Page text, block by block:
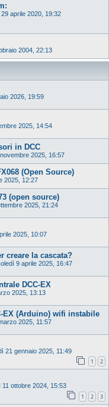
aprile 2020, 19:32
2004, 22:13
2026, 19:59
2025, 14:54
in DCC
2025, 16:57
(Open Source)
2025, 12:27
(open source)
2025, 21:24
2025, 10:07
creare la cascata?
9 aprile 2025, 16:47
DCC-EX
2025, 13:13
EX (Arduino) wifi instabile
2025, 11:57
21 gennaio 2025, 11:49
1 2
11 ottobre 2024, 15:53
1 2 3